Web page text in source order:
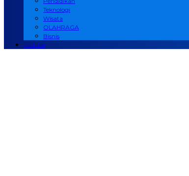
Teknologi
Wisata
OLAHRAGA
Bisnis
Redaksi